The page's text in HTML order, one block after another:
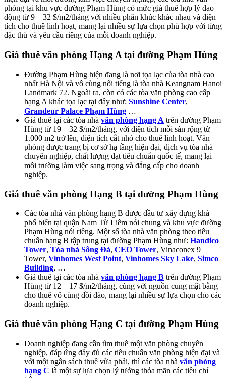
phòng tại khu vực đường Phạm Hùng có mức giá thuê hợp lý dao
động từ 9 – 32 $/m2/tháng với nhiều phân khúc khác nhau và diện
tích cho thuê linh hoạt, mang lại nhiều sự lựa chọn phù hợp với từng
đặc thù và yêu cầu riêng của mỗi doanh nghiệp.
Giá thuê văn phòng Hạng A tại đường Phạm Hùng
Đường Phạm Hùng hiện đang là nơi tọa lạc của tòa nhà cao
nhất Hà Nội và vô cùng nổi tiếng là tòa nhà Keangnam Hanoi
Landmark 72. Ngoài ra, còn có các tòa văn phòng cao cấp
hạng A khác tọa lạc tại đây như: Sunshine Center,
Grandeur Palace Phạm Hùng …
Giá thuê tại các tòa nhà văn phòng hạng A trên đường Phạm
Hùng từ 19 – 32 $/m2/tháng, với diện tích mỗi sàn rộng từ
1.000 m2 trở lên, diện tích cắt nhỏ cho thuê linh hoạt. Văn
phòng được trang bị cơ sở hạ tầng hiện đại, dịch vụ tòa nhà
chuyên nghiệp, chất lượng đạt tiêu chuẩn quốc tế, mang lại
môi trường làm việc sang trọng và đẳng cấp cho doanh
nghiệp.
Giá thuê văn phòng Hạng B tại đường Phạm Hùng
Các tòa nhà văn phòng hạng B được đầu tư xây dựng khá
phổ biến tại quận Nam Từ Liêm nói chung và khu vực đường
Phạm Hùng nói riêng. Một số tòa nhà văn phòng theo tiêu
chuẩn hạng B tập trung tại đường Phạm Hùng như: Handico
Tower, Tòa nhà Sông Đà, CEO Tower, Vinaconex 9
Tower, Vinhomes West Point, Vinhomes Sky Lake, Simco
Building, …
Giá thuê tại các tòa nhà văn phòng hạng B trên đường Phạm
Hùng từ 12 – 17 $/m2/tháng, cùng với nguồn cung mặt bằng
cho thuê vô cùng dồi dào, mang lại nhiều sự lựa chọn cho các
doanh nghiệp.
Giá thuê văn phòng Hạng C tại đường Phạm Hùng
Doanh nghiệp đang cần tìm thuê một văn phòng chuyên
nghiệp, đáp ứng đầy đủ các tiêu chuẩn văn phòng hiện đại và
với một ngân sách thuê vừa phải, thì các tòa nhà văn phòng
hạng C là một sự lựa chọn lý tưởng thỏa mãn các tiêu chí